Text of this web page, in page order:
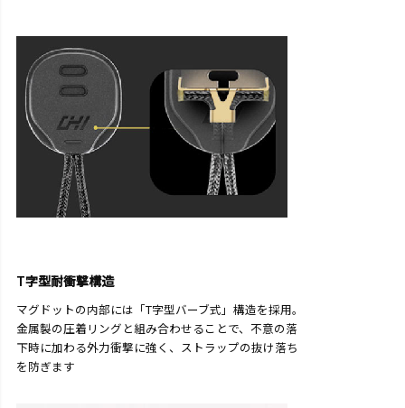
T字型耐衝撃構造
マグドットの内部には「T字型バーブ式」構造を採用。
金属製の圧着リングと組み合わせることで、不意の落
下時に加わる外力衝撃に強く、ストラップの抜け落ち
を防ぎます